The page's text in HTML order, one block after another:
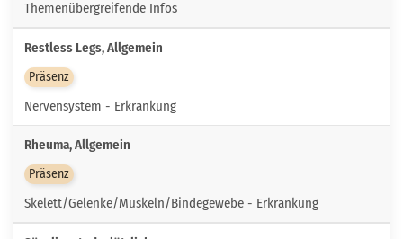
Themenübergreifende Infos
Restless Legs, Allgemein
Präsenz
Nervensystem - Erkrankung
Rheuma, Allgemein
Präsenz
Skelett/Gelenke/Muskeln/Bindegewebe - Erkrankung